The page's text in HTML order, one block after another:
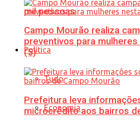
mil pessoas
Política
Tudo
Economia
Campo Mourão realiza
preventivos para
(5)
Prefeitura leva
microcrédito aos bairros